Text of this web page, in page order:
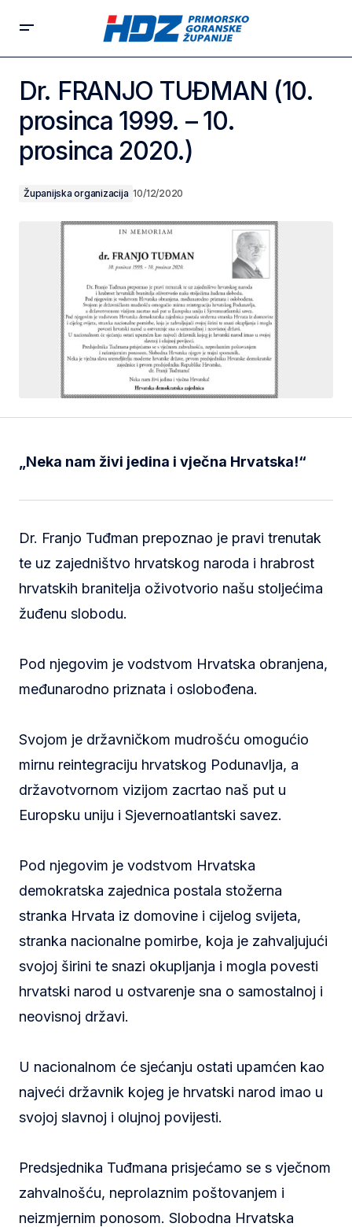
Dr. FRANJO TUĐMAN (10.
prosinca 1999. – 10.
prosinca 2020.)
Županijska organizacija 10/12/2020
„Neka nam živi jedina i vječna Hrvatska!“
Dr. Franjo Tuđman prepoznao je pravi trenutak
te uz zajedništvo hrvatskog naroda i hrabrost
hrvatskih branitelja oživotvorio našu stoljećima
žuđenu slobodu.
Pod njegovim je vodstvom Hrvatska obranjena,
međunarodno priznata i oslobođena.
Svojom je državničkom mudrošću omogućio
mirnu reintegraciju hrvatskog Podunavlja, a
državotvornom vizijom zacrtao naš put u
Europsku uniju i Sjevernoatlantski savez.
Pod njegovim je vodstvom Hrvatska
demokratska zajednica postala stožerna
stranka Hrvata iz domovine i cijelog svijeta,
stranka nacionalne pomirbe, koja je zahvaljujući
svojoj širini te snazi okupljanja i mogla povesti
hrvatski narod u ostvarenje sna o samostalnoj i
neovisnoj državi.
U nacionalnom će sjećanju ostati upamćen kao
najveći državnik kojeg je hrvatski narod imao u
svojoj slavnoj i olujnoj povijesti.
Predsjednika Tuđmana prisjećamo se s vječnom
zahvalnošću, neprolaznim poštovanjem i
neizmjernim ponosom. Slobodna Hrvatska